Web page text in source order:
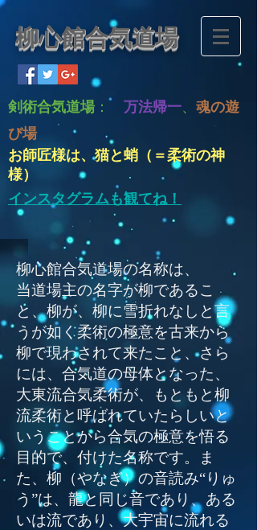
柳心館合気道場
剣術合気道場： 万法帰一、 魂の遊
び場
お師匠様は、猫と蛸（＝柔術の神
様）
インスタグラムも観てね！
柳心館合気道場の名称は、
当道場主の名字が柳であるこ
と、柳が、柳に雪折れなしと言
うが如く柔術の極意を古来から
柳で現わされて来たこと、さら
には、合気道の母体となった、
大東流合気柔術が、もともと柳
流柔術と呼ばれていたらしいと
いうことから合気の極意を悟る
目的で、付けた名称です。ま
た、柳（やなぎ）の音読み“りゅ
う”は、龍と同じ音であり、ある
いは流であり、大宇宙に流れる